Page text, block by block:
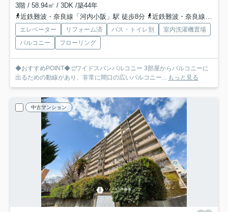
3階 / 58.94㎡ / 3DK /築44年
近鉄難波・奈良線「河内小阪」駅 徒歩8分
近鉄難波・奈良線「河内永和」駅 徒歩12分
エレベーター リフォーム済 バス・トイレ別
室内洗濯機置場
バルコニー
フローリング
◆おすすめPOINT◆ □ワイドスパンバルコニー 3部屋からバルコニーに
出るための動線があり、非常に間口の広いバルコニー...
もっと見る
中古マンション